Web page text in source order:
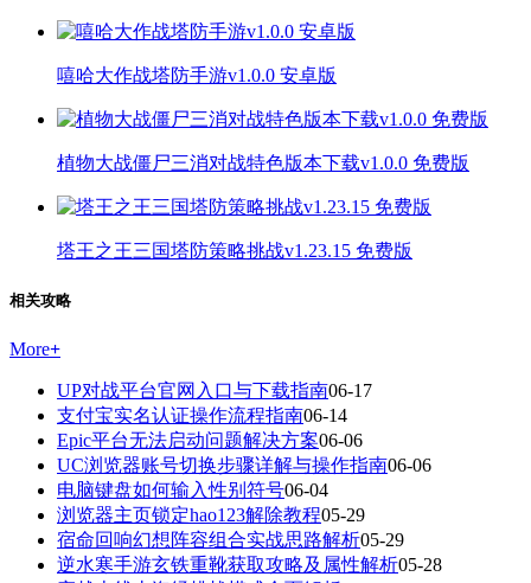
嘻哈大作战塔防手游v1.0.0 安卓版
植物大战僵尸三消对战特色版本下载v1.0.0 免费版
塔王之王三国塔防策略挑战v1.23.15 免费版
相关攻略
More+
UP对战平台官网入口与下载指南06-17
支付宝实名认证操作流程指南06-14
Epic平台无法启动问题解决方案06-06
UC浏览器账号切换步骤详解与操作指南06-06
电脑键盘如何输入性别符号06-04
浏览器主页锁定hao123解除教程05-29
宿命回响幻想阵容组合实战思路解析05-29
逆水寒手游玄铁重靴获取攻略及属性解析05-28